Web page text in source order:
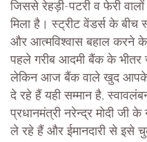
जिससे रेहड़ी-पटरी व फेरी
मिला है। स्ट्रीट वेंडर्स के बीच
और आत्मविश्वास बहाल करने के
पहले गरीब आदमी बैंक के भीतर
लेकिन आज बैंक वाले खुद आपके
दे रहे हैं यही सम्मान है,
प्रधानमंत्री नरेन्द्र मोदी जी
ले रहे हैं और ईमानदारी से इसे